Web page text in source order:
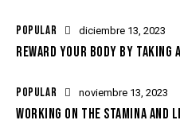
POPULAR diciembre 13, 2023
REWARD YOUR BODY BY TAKING
POPULAR noviembre 13, 2023
WORKING ON THE STAMINA AND